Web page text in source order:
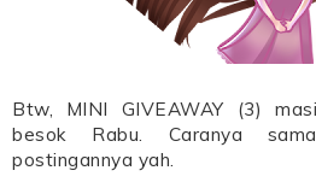
Btw, MINI GIVEAWAY (3)
besok Rabu. Caranya
postingannya yah.